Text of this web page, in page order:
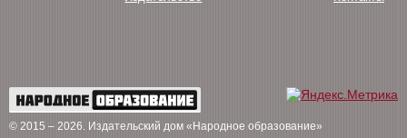
© 2015 – 2026. Издательский дом «Народное образование»